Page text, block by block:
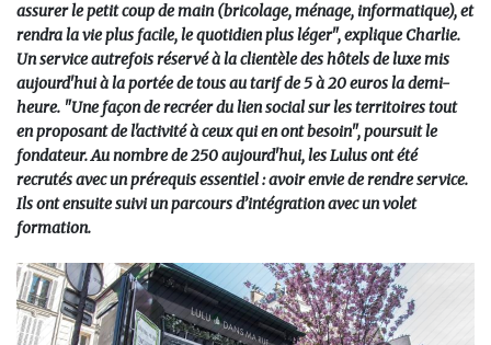
assurer le petit coup de main (bricolage, ménage, informatique), et
rendra la vie plus facile, le quotidien plus léger", explique Charlie. ​
Un service autrefois réservé à la clientèle des hôtels de luxe mis
aujourd'hui à la portée de tous au tarif de 5 à 20 euros la demi-
heure. "Une façon de recréer du lien social sur les territoires tout
en proposant de l'activité à ceux qui en ont besoin", poursuit le
fondateur. Au nombre de 250 aujourd'hui, les Lulus ont été
recrutés avec un prérequis essentiel : avoir envie de rendre service.
Ils ont ensuite suivi un parcours d’intégration avec un volet
formation.